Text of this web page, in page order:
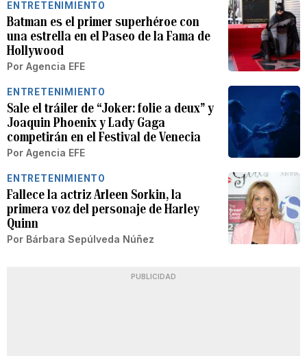
ENTRETENIMIENTO
Batman es el primer superhéroe con
una estrella en el Paseo de la Fama de
Hollywood
Por Agencia EFE
ENTRETENIMIENTO
Sale el tráiler de “Joker: folie a deux” y
Joaquin Phoenix y Lady Gaga
competirán en el Festival de Venecia
Por Agencia EFE
ENTRETENIMIENTO
Fallece la actriz Arleen Sorkin, la
primera voz del personaje de Harley
Quinn
Por Bárbara Sepúlveda Núñez
PUBLICIDAD